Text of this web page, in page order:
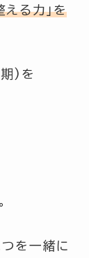
える力」を
)を
を一緒に